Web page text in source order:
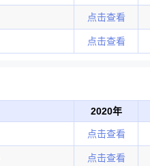
点击查看
点击查看
2020年
点击查看
点击查看